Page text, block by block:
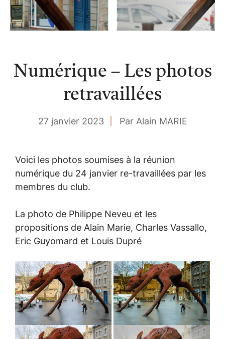
Numérique – Les photos
retravaillées
27 janvier 2023 Par Alain MARIE
Voici les photos soumises à la réunion
numérique du 24 janvier re-travaillées par les
membres du club.
La photo de Philippe Neveu et les
propositions de Alain Marie, Charles Vassallo,
Eric Guyomard et Louis Dupré